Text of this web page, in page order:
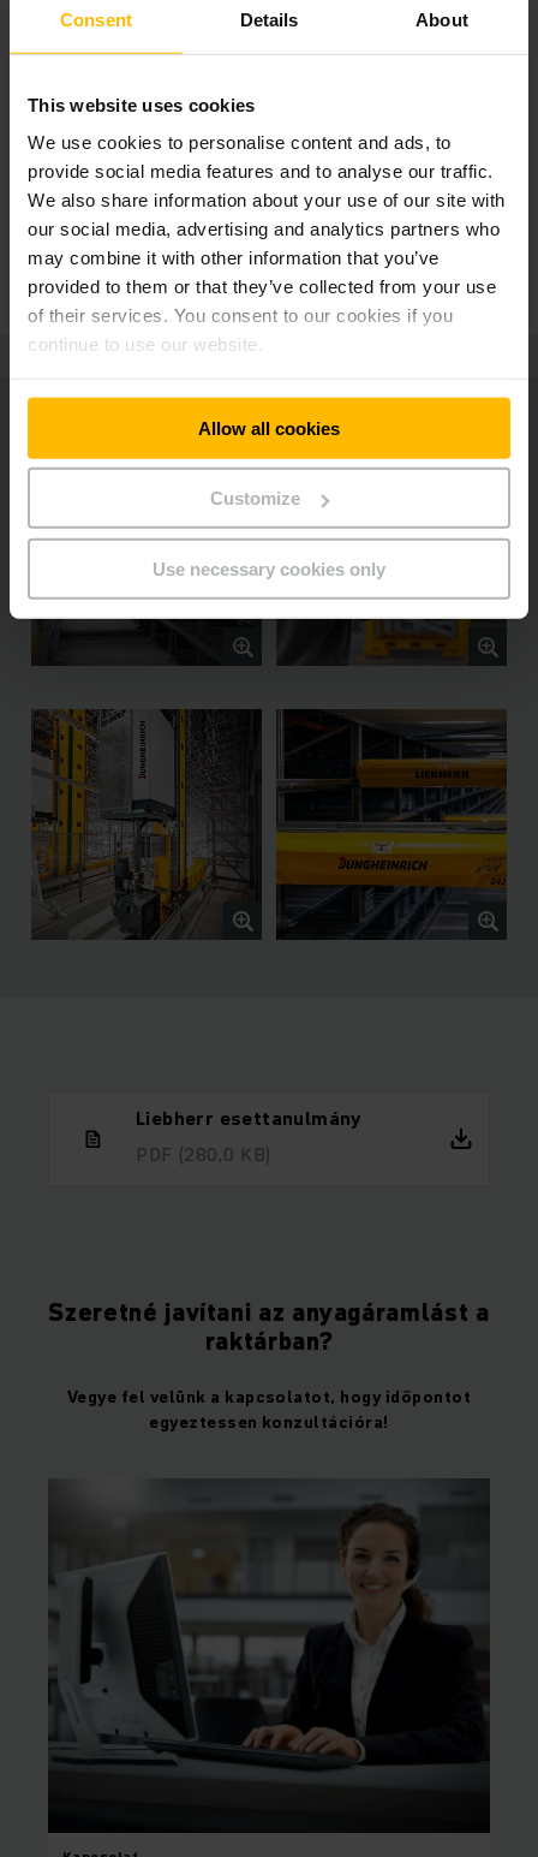
Consent Details About
This website uses cookies
We use cookies to personalise content and ads, to
provide social media features and to analyse our traffic.
We also share information about your use of our site with
our social media, advertising and analytics partners who
may combine it with other information that you’ve
provided to them or that they’ve collected from your use
of their services. You consent to our cookies if you
continue to use our website.
Allow all cookies
Customize
Use necessary cookies only
JULIO DE FIORE
„Ha a daru leáll, akkor ügyfelünk
gondban van. Ezért számunkra
rendkívül fontos, hogy az eszközök
mindig rendelkezésre álljanak és
minden alkatrészhez gyorsan
hozzáférjünk.”
Liebherr esettanulmány
PDF (280,0 KB)
Szeretné javítani az anyagáramlást a
raktárban?
Vegye fel velünk a kapcsolatot, hogy időpontot
egyeztessen konzultációra!